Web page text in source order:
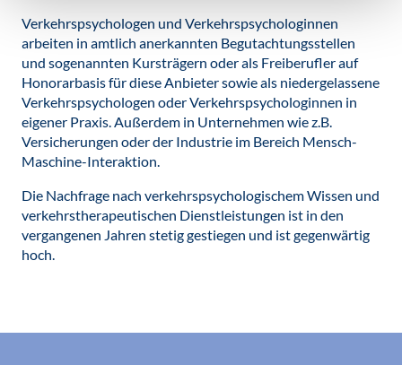
Verkehrspsychologen und Verkehrspsychologinnen
arbeiten in amtlich anerkannten Begutachtungsstellen
und sogenannten Kursträgern oder als Freiberufler auf
Honorarbasis für diese Anbieter sowie als niedergelassene
Verkehrspsychologen oder Verkehrspsychologinnen in
eigener Praxis. Außerdem in Unternehmen wie z.B.
Versicherungen oder der Industrie im Bereich Mensch-
Maschine-Interaktion.
Die Nachfrage nach verkehrspsychologischem Wissen und
verkehrstherapeutischen Dienstleistungen ist in den
vergangenen Jahren stetig gestiegen und ist gegenwärtig
hoch.